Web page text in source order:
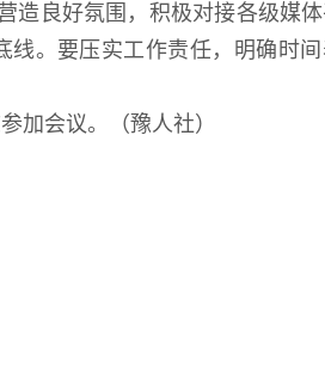
造良好氛围，积极对接各级媒
。要压实工作责任，明确时
加会议。（豫人社）